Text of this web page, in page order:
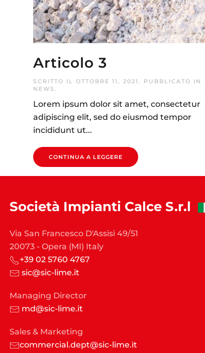
Articolo 3
SCRITTO ILOTTOBRE 11, 2021
. PUBBLICATO IN
NEWS
Lorem ipsum dolor sit amet, consectetur
adipiscing elit, sed do eiusmod tempor
incididunt ut...
CONTINUA A LEGGERE
Società Impianti Calce S.r.l
Via San Francesco D'Assisi 49/51
20073 - Opera (MI) Italy
+39 02 5760 4767
sic@sic-lime.it
Managing Director
md@sic-lime.it
Sales & Marketing
commercial.dept@sic-lime.it